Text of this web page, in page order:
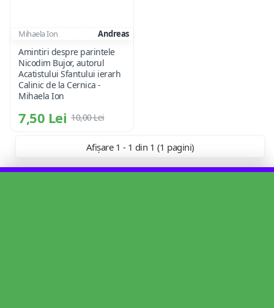
Mihaela Ion Andreas
Amintiri despre parintele
Nicodim Bujor, autorul
Acatistului Sfantului ierarh
Calinic de la Cernica -
Mihaela Ion
7,50 Lei 10,00 Lei
Afișare 1 - 1 din 1 (1 pagini)